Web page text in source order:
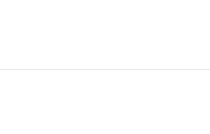
qui a pour mission de
les élèves de l’enseignement